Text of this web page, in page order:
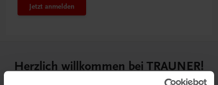
Jetzt anmelden
Herzlich willkommen bei TRAUNER!